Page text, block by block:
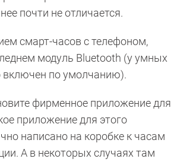
почти не отличается.
смарт-часов с телефоном,
модуль Bluetooth (у умных
включен по умолчанию).
фирменное приложение для
приложение для этого
написано на коробке к часам
А в некоторых случаях там